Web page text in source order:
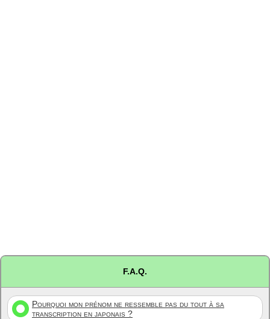
F.A.Q.
Pourquoi mon prénom ne ressemble pas du tout à sa
transcription en japonais ?